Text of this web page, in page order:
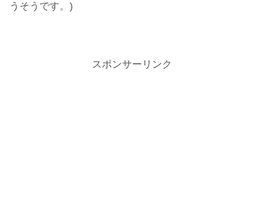
うそうです。)
スポンサーリンク